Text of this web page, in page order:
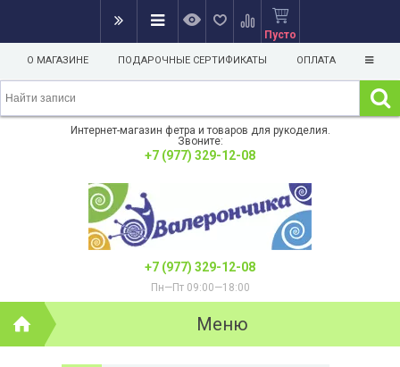
Пусто
О МАГАЗИНЕ ПОДАРОЧНЫЕ СЕРТИФИКАТЫ ОПЛАТА
Интернет-магазин фетра и товаров для рукоделия.
Звоните:
+7 (977) 329-12-08
+7 (977) 329-12-08
Пн—Пт 09:00—18:00
Меню